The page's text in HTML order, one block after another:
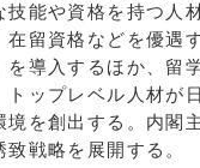
技能や資格を持つ人
在留資格などを優遇
を導入するほか、留
トップレベル人材が
境を創出する。内閣
戦略を展開する。